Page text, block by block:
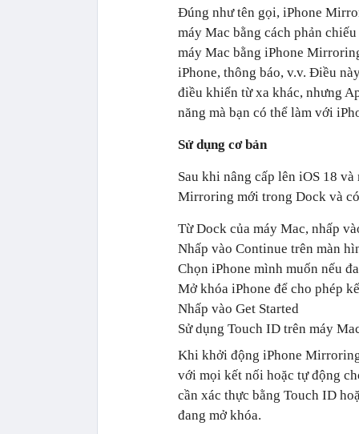
Đúng như tên gọi, ‌iPhone‌
máy Mac bằng cách phản
máy Mac bằng ‌iPhone‌
‌iPhone‌, thông báo, v.v. Điều
điều khiển từ xa khác, nhưng
năng mà bạn có thể làm với
Sử dụng cơ bản
Sau khi nâng cấp lên ‌iOS 18‌
Mirroring mới trong Dock và
Từ Dock của máy Mac, nhấp
Nhấp vào Continue trên màn
Chọn ‌iPhone‌ mình muốn nếu
Mở khóa ‌iPhone để cho phép
Nhấp vào Get Started
Sử dụng Touch ID trên máy
Khi khởi động ‌iPhone‌
với mọi kết nối hoặc tự động
cần xác thực bằng ‌Touch ID‌
đang mở khóa.